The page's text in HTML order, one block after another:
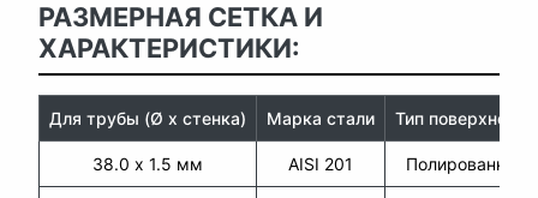
РАЗМЕРНАЯ СЕТКА И
ХАРАКТЕРИСТИКИ:
Для трубы (Ø х стенка) Марка стали Тип поверхности
38.0 х 1.5 мм AISI 201 Полированная